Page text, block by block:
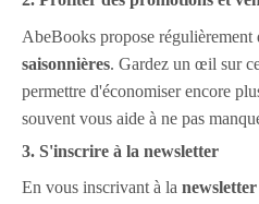
AbeBooks propose régulièrement
saisonnières. Gardez un œil sur
permettre d'économiser encore
souvent vous aide à ne pas
3. S'inscrire à la newsletter
En vous inscrivant à la newsletter